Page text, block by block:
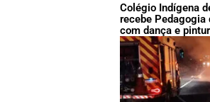
Colégio Indígena
recebe Pedagogia
com dança e